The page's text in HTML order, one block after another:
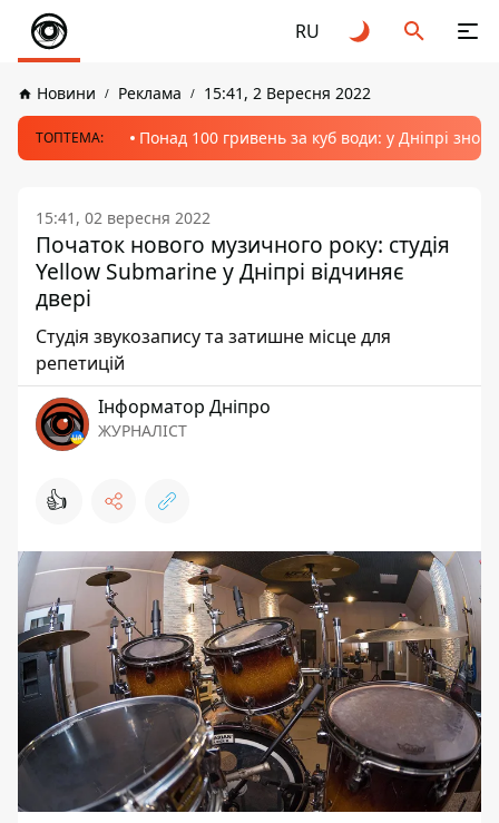
RU
Новини Реклама 15:41, 2 Вересня 2022
ТОПТЕМА: Понад 100 гривень за куб води: у Дніпрі
15:41, 02 вересня 2022
Початок нового музичного року: студія
Yellow Submarine у Дніпрі відчиняє
двері
Студія звукозапису та затишне місце для
репетицій
Інформатор Дніпро
ЖУРНАЛІСТ
👍